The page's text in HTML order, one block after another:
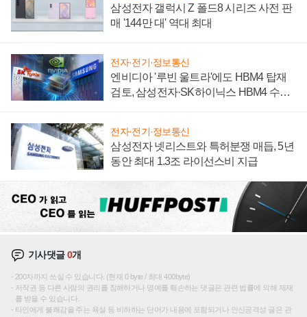
삼성전자 갤럭시 Z 폴드8 시리즈 사전 판
매 '144만 대' 역대 최대
전자·전기·정보통신
엔비디아 '루빈 울트라'에도 HBM4 탑재
검토, 삼성전자·SK하이닉스 HBM4 수율
전자·전기·정보통신
삼성전자 넷리스트와 특허분쟁 매듭, 5년
동안 최대 1.3조 라이선스비 지급
기사댓글0개
200자까지 쓰실 수 있습니다. (현재 0 byte / 최대 400byte)
저작권 등 다른 사람의 권리를 침해하거나 명예를 훼손하는 댓글은 관련 법률에 의해 제재
를 받을 수 있습니다.
타인에게 불쾌감을 주는 욕설 등 비하하는 단어가 내용에 포함되거나 인신공격성 글은 관